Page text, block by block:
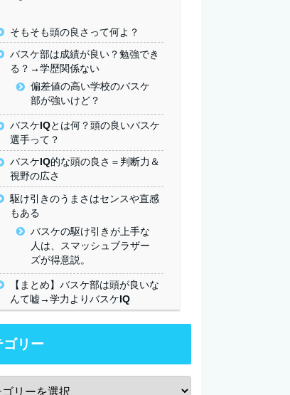
そもそも頭の良さって何よ？
バスケ部は成績が良い？勉強でき
る？→学歴関係ない
偏差値の高い学校のバスケ
部が強いけど？
バスケIQとは何？頭の良いバスケ
選手って？
バスケIQ的な頭の良さ＝判断力＆
視野の広さ
駆け引きのうまさはセンスや直感
もある
バスケの駆け引きが上手な
人は、スマッシュブラザー
ズが得意説。
【まとめ】バスケ部は頭が良いな
んて嘘→学力よりバスケIQ
ゴリー